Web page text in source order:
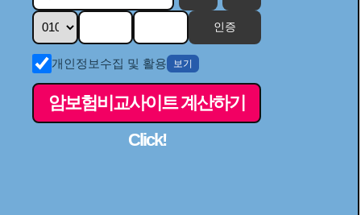
인증
개인정보수집 및 활용 보기
암보험비교사이트 계산하기
Click!